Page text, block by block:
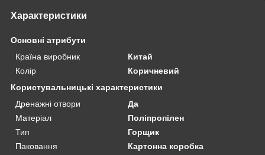
Характеристики
Основні атрибути
Країна виробник
Китай
Колір
Коричневий
Користувальницькі характеристики
Дренажні отвори
Да
Матеріал
Поліпропілен
Тип
Горщик
Паковання
Картонна коробка